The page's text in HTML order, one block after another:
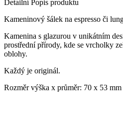
Detailní Popis produktu
Kameninový šálek na espresso či
Kamenina s glazurou v unikátním
prostřední přírody, kde se vrcholky
oblohy.
Každý je originál.
Rozměr výška x průměr: 70 x 53 mm